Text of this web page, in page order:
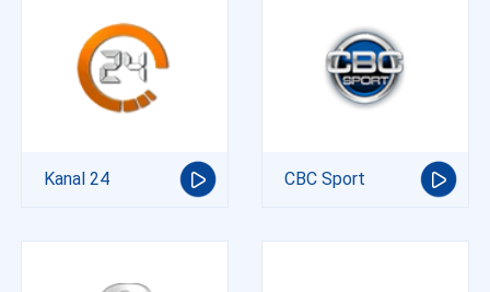
Kanal 24 CBC Sport